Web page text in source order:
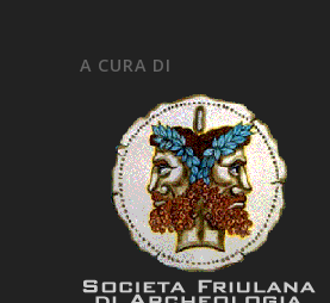
A CURA DI